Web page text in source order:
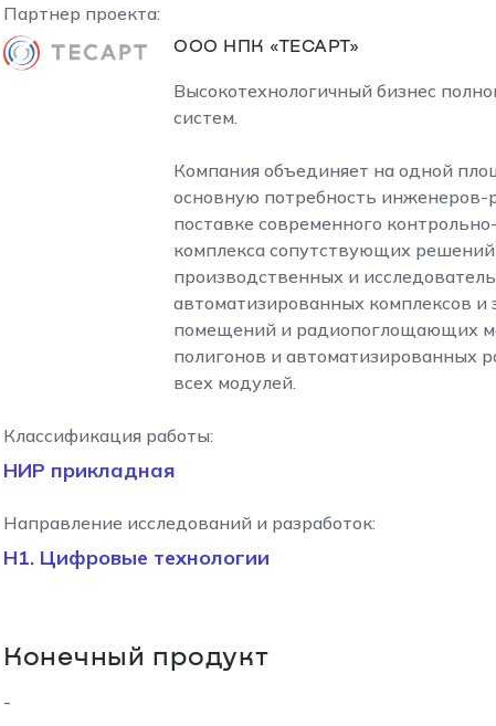
Партнер проекта:
ООО НПК «ТЕСАРТ»
Высокотехнологичный бизнес
систем.
Компания объединяет на одной
основную потребность инженеров-
поставке современного
комплекса сопутствующих
производственных и
автоматизированных комплексов
помещений и радиопоглощающих
полигонов и автоматизированных
всех модулей.
Классификация работы:
НИР прикладная
Направление исследований и разработок:
Н1. Цифровые технологии
Конечный продукт
-